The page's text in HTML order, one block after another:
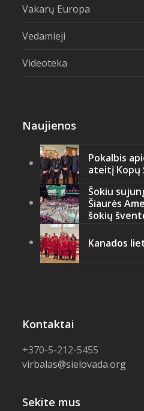
Vakarų Europa
Vedamieji
Videoteka
Naujienos
Pokalbis
ateitį Kopų
Šokiu
Šiaurės
šokių
Kanados
Kontaktai
+370-5-212-5455
virbalas@sielovada.org
Sekite mus